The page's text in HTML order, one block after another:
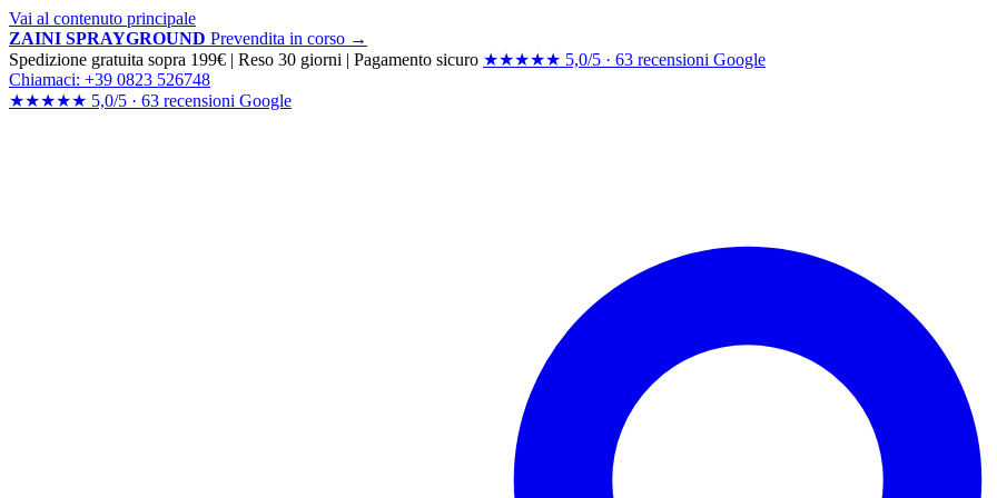
Vai al contenuto principale
ZAINI SPRAYGROUND Prevendita in corso →
Spedizione gratuita sopra 199€ | Reso 30 giorni | Pagamento sicuro ★★★★★ 5,0/5 · 63 recensioni Google
Chiamaci: +39 0823 526748
★★★★★ 5,0/5 · 63 recensioni Google